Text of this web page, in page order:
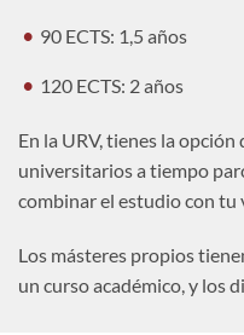
90 ECTS: 1,5 años
120 ECTS: 2 años
En la URV, tienes la
universitarios a tiempo
combinar el estudio con
Los másteres propios
un curso académico, y los